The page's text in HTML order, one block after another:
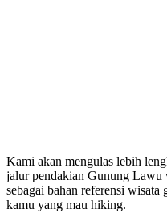
Kami akan mengulas lebih
jalur pendakian Gunung Lawu
sebagai bahan referensi wisata
kamu yang mau hiking.